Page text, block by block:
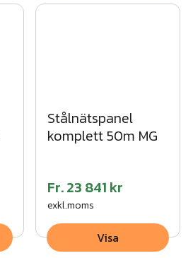
Stålnätspanel
komplett 50m MG
Fr.23 841 kr
exkl.moms
Visa